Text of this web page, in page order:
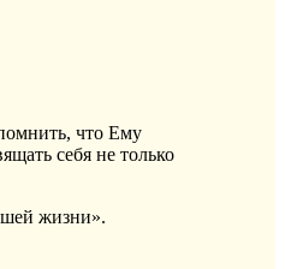
что Ему
себя не только
жизни».